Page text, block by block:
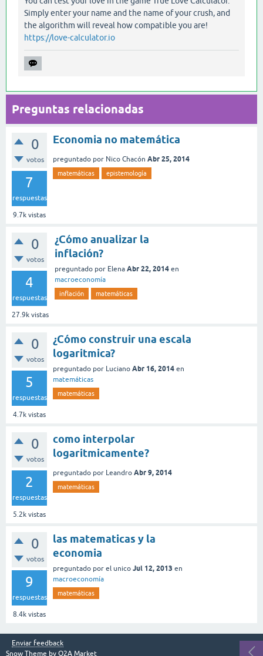
Simply enter your name and the name of your crush, and
the algorithm will reveal how compatible you are!
https://love-calculator.io
Preguntas relacionadas
0
votos
7
respuestas
9.7k vistas
Economia no matemática
preguntado por Nico Chacón Abr 25, 2014
matemáticas epistemología
0
votos
4
respuestas
27.9k vistas
¿Cómo anualizar la
inflación?
preguntado por Elena Abr 22, 2014 en
macroeconomía
inflación matemáticas
0
votos
5
respuestas
4.7k vistas
¿Cómo construir una escala
logaritmica?
preguntado por Luciano Abr 16, 2014 en
matemáticas
matemáticas
0
votos
2
respuestas
5.2k vistas
como interpolar
logaritmicamente?
preguntado por Leandro Abr 9, 2014
matemáticas
0
votos
9
respuestas
8.4k vistas
las matematicas y la
economia
preguntado por el unico Jul 12, 2013 en
macroeconomía
matemáticas
Enviar feedback
Snow Theme by Q2A Market